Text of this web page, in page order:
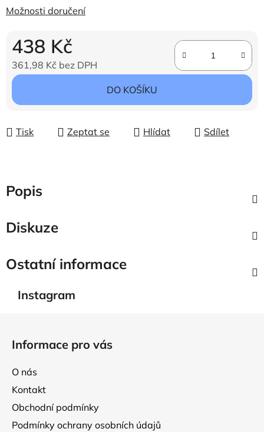
Možnosti doručení
438 Kč
361,98 Kč bez DPH
Měrná cena:
DO KOŠÍKU
Tisk Zeptat se Hlídat Sdílet
Popis
Diskuze
Ostatní informace
Instagram
Informace pro vás
O nás
Kontakt
Obchodní podmínky
Podmínky ochrany osobních údajů